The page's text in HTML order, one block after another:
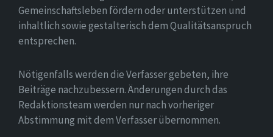
Gemeinschaftsleben fördern oder unterstützen und
inhaltlich sowie gestalterisch dem Qualitätsanspruch
entsprechen.
Nötigenfalls werden die Verfasser gebeten, ihre
Beiträge nachzubessern. Änderungen durch das
Redaktionsteam werden nur nach vorheriger
Abstimmung mit dem Verfasser übernommen.